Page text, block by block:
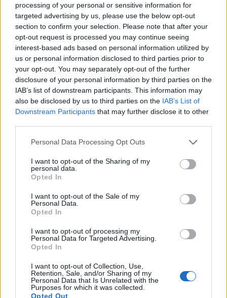
processing of your personal or sensitive information for
targeted advertising by us, please use the below opt-out
section to confirm your selection. Please note that after your
opt-out request is processed you may continue seeing
interest-based ads based on personal information utilized by
us or personal information disclosed to third parties prior to
your opt-out. You may separately opt-out of the further
disclosure of your personal information by third parties on the
IAB’s list of downstream participants. This information may
also be disclosed by us to third parties on the IAB’s List of
Downstream Participants that may further disclose it to other
Please note that this website/app uses one or more Google
not limited to your visit or usage behaviour. You may click to
grant or deny consent to Google and its third-party tags to
use your data for below specified purposes in below Google
consent section.
Personal Data Processing Opt Outs
I want to opt-out of the Sharing of my
personal data.
Opted In
I want to opt-out of the Sale of my
Personal Data.
Opted In
I want to opt-out of processing my
Personal Data for Targeted Advertising.
Opted In
I want to opt-out of Collection, Use,
Retention, Sale, and/or Sharing of my
Personal Data that Is Unrelated with the
Purposes for which it was collected.
Opted Out
Ma lett volna 74 éves David Bowie, az évforduló
alkalmából először vált elérhetővé két kiadatlan
feldolgozás az énekes-dalszerzőtől.
David Bowie és Leonard Cohen sem
búcsúzott szebben. Bob Dylan: Rough
And Rowdy Ways (lemezkritika)
Bob Dylannek még karriere hatodik évtizedébe lépve